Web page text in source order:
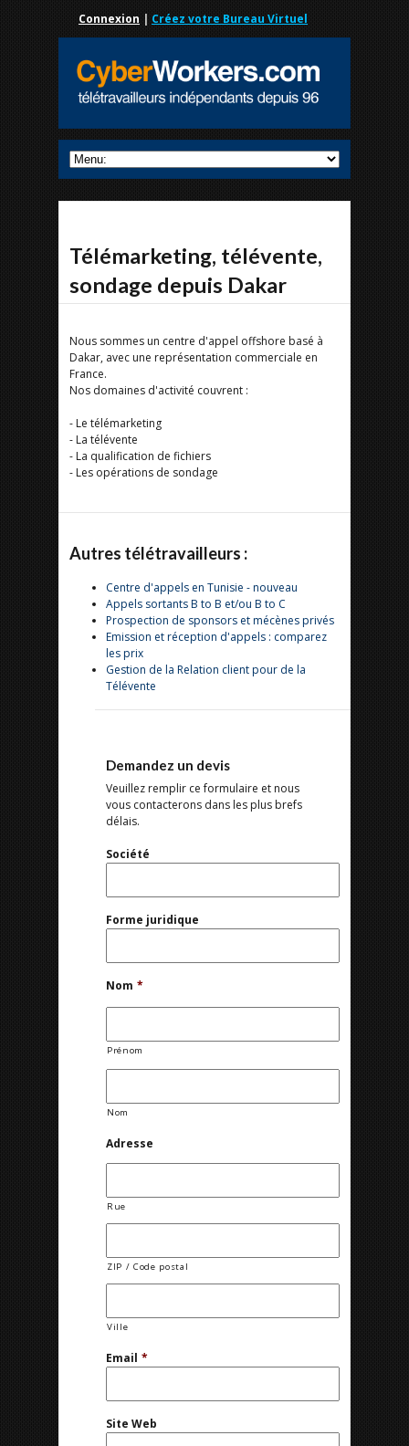
Connexion | Créez votre Bureau Virtuel
Télémarketing, télévente,
sondage depuis Dakar
Nous sommes un centre d'appel offshore basé à
Dakar, avec une représentation commerciale en
France.
Nos domaines d'activité couvrent :
- Le télémarketing
- La télévente
- La qualification de fichiers
- Les opérations de sondage
Autres télétravailleurs :
Centre d'appels en Tunisie - nouveau
Appels sortants B to B et/ou B to C
Prospection de sponsors et mécènes privés
Emission et réception d'appels : comparez
les prix
Gestion de la Relation client pour de la
Télévente
Demandez un devis
Veuillez remplir ce formulaire et nous
vous contacterons dans les plus brefs
délais.
Société
Forme juridique
Nom *
Prénom
Nom
Adresse
Rue
ZIP / Code postal
Ville
Email *
Site Web